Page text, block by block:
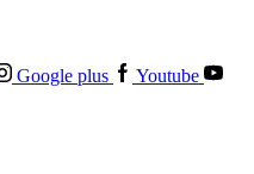
Google plus
Youtube